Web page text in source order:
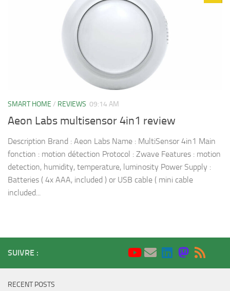
SMART HOME / REVIEWS 09:14 AM
Aeon Labs multisensor 4in1 review
Description Brand : Aeon Labs Name : MultiSensor 4in1 Main
fonction : motion détection Protocol : Zwave Features : motion
detection, humidity, temperature, luminosity Power Supply :
Batteries ( 4x AAA, included ) or USB cable ( mini cable
included...
SUIVRE :
RECENT POSTS